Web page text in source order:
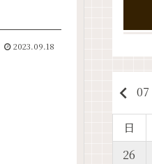
2023.09.18
keyboard_arrow_left 07
日
26